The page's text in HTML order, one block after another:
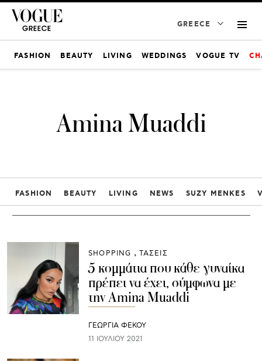
GREECE
FASHION BEAUTY LIVING WEDDINGS VOGUE TV
Amina Muaddi
FASHION BEAUTY LIVING NEWS SUZY MENKES
SHOPPING ΤΑΣΕΙΣ
5 κομμάτια που κάθε γυναίκα
πρέπει να έχει, σύμφωνα με
την Amina Muaddi
ΓΕΩΡΓΙΑ ΦΕΚΟΥ
11 ΙΟΥΛΊΟΥ 2021